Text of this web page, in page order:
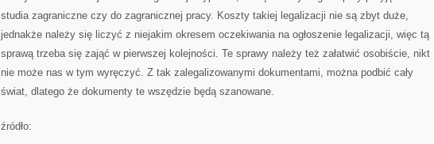
studia zagraniczne czy do zagranicznej pracy. Koszty takiej legalizacji nie są zbyt duże,
jednakże należy się liczyć z niejakim okresem oczekiwania na ogłoszenie legalizacji, więc tą
sprawą trzeba się zająć w pierwszej kolejności. Te sprawy należy też załatwić osobiście, nikt
nie może nas w tym wyręczyć. Z tak zalegalizowanymi dokumentami, można podbić cały
świat, dlatego że dokumenty te wszędzie będą szanowane.
źródło: